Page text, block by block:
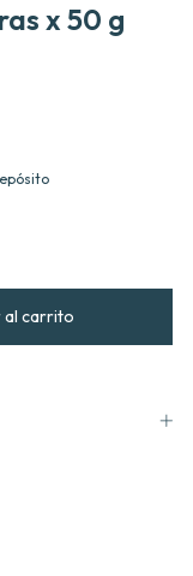
x 50 g